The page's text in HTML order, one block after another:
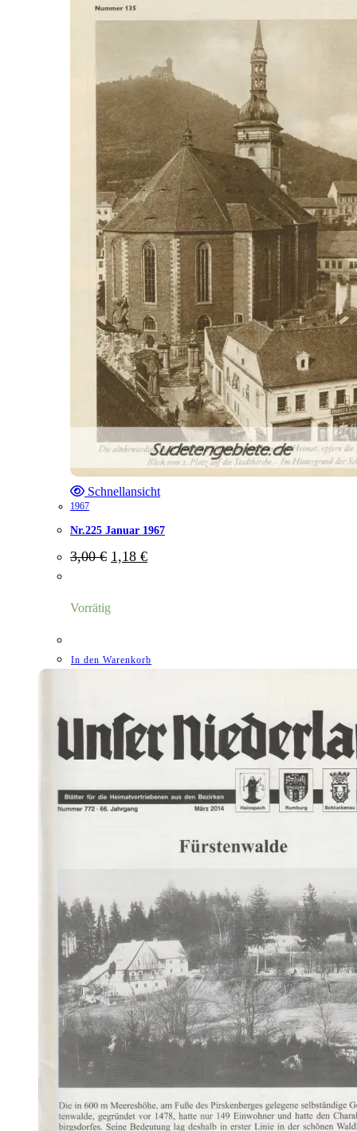
Schnellansicht
1967
Nr.225 Januar 1967
3,00€ Ursprünglicher
Preis
1,18 €Aktueller
Vorrätig
In den Warenkorb